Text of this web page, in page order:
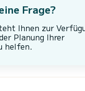
Frage?
Ihnen zur
Planung Ihrer
helfen.